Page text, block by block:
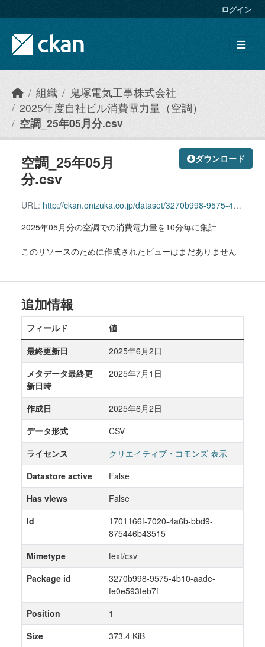
ログイン
組織
鬼塚電気工事株式会社
2025年度自社ビル消費電力量（空調）
空調_25年05月分.csv
ダウンロード
空調_25年05月
分.csv
URL: http://ckan.onizuka.co.jp/dataset/3270b998-9575-4b10-aade-fe0e593feb7f/resource/1701166f-7020-4a6b-bbd9-875446b43515/download/airconditioning_2505.csv
2025年05月分の空調での消費電力量を10分毎に集計
このリソースのために作成されたビューはまだありません
追加情報
フィールド
値
最終更新日
2025年6月2日
メタデータ最終更
新日時
2025年7月1日
作成日
2025年6月2日
データ形式
CSV
ライセンス
クリエイティブ・コモンズ 表示
Datastore active
False
Has views
False
Id
1701166f-7020-4a6b-bbd9-
875446b43515
Mimetype
text/csv
Package id
3270b998-9575-4b10-aade-
fe0e593feb7f
Position
1
Size
373.4 KiB